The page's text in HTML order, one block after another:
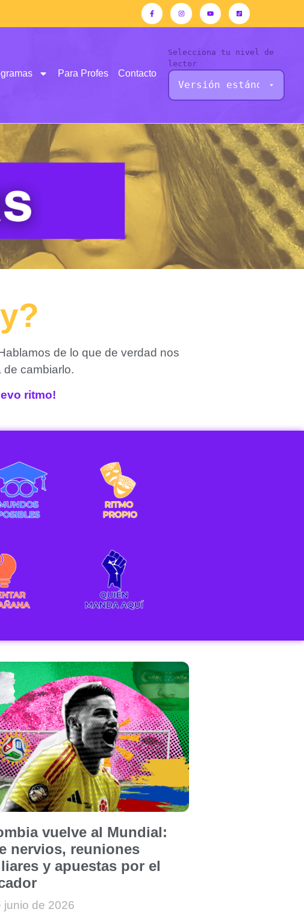
Para Profes Contacto
Selecciona tu nivel de
lector
de lo que de verdad nos
de cambiarlo.
ritmo!
vuelve al Mundial:
nervios, reuniones
y apuestas por el
junio de 2026